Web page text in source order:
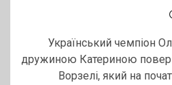
Український чемпіон
дружиною Катериною
Ворзелі, який на